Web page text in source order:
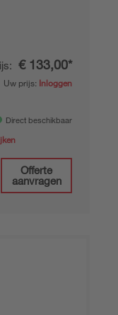
€ 133,00*
Uw prijs: Inloggen
Direct beschikbaar
Offerte
aanvragen